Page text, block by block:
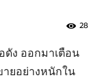
28
ดัง ออกมาเตือน
ยอย่างหนักใน